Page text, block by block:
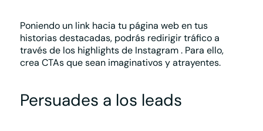
Poniendo un link hacia tu página web en tus
historias destacadas, podrás redirigir tráficoa
través de los highlights de Instagram. Para ello,
crea CTAs que sean imaginativos y atrayentes.
Persuades a los leads